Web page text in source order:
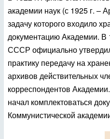
академии наук (с 1925 г.
задачу которого входило
документацию Академии. В
СССР официально
практику передачу на
архивов действительных
корреспондентов
начал комплектоваться
Коммунистической